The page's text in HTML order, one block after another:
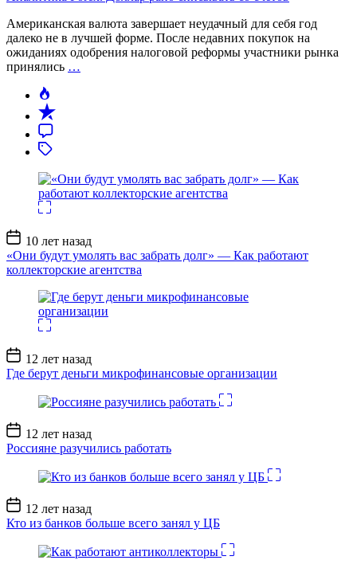
Американская валюта завершает неудачный для себя год
далеко не в лучшей форме. После недавних покупок на
ожиданиях одобрения налоговой реформы участники рынка
принялись …
Дата
записи
10 лет назад
«Они будут умолять вас забрать долг» — Как работают
коллекторские агентства
Дата
записи
12 лет назад
Где берут деньги микрофинансовые организации
Дата
записи
12 лет назад
Россияне разучились работать
Дата
записи
12 лет назад
Кто из банков больше всего занял у ЦБ